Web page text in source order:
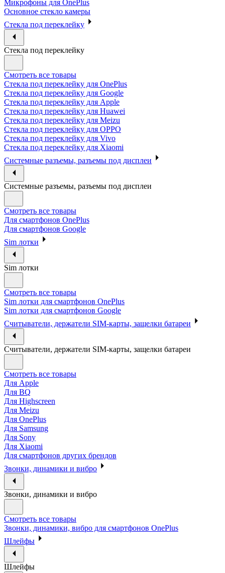
Микрофоны для OnePlus
Основное стекло камеры
Стекла под переклейку
Стекла под переклейку
Смотреть все товары
Стекла под переклейку для OnePlus
Стекла под переклейку для Google
Стекла под переклейку для Apple
Стекла под переклейку для Huawei
Стекла под переклейку для Meizu
Стекла под переклейку для OPPO
Стекла под переклейку для Vivo
Стекла под переклейку для Xiaomi
Системные разъемы, разъемы под дисплеи
Системные разъемы, разъемы под дисплеи
Смотреть все товары
Для смартфонов OnePlus
Для смартфонов Google
Sim лотки
Sim лотки
Смотреть все товары
Sim лотки для смартфонов OnePlus
Sim лотки для смартфонов Google
Считыватели, держатели SIM-карты, защелки батареи
Считыватели, держатели SIM-карты, защелки батареи
Смотреть все товары
Для Apple
Для BQ
Для Highscreen
Для Meizu
Для OnePlus
Для Samsung
Для Sony
Для Xiaomi
Для смартфонов других брендов
Звонки, динамики и вибро
Звонки, динамики и вибро
Смотреть все товары
Звонки, динамики, вибро для смартфонов OnePlus
Шлейфы
Шлейфы